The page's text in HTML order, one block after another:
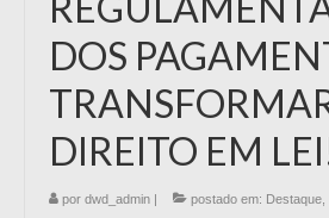
DOS
DIREITO EM
por dwd_admin | postado em: Destaque